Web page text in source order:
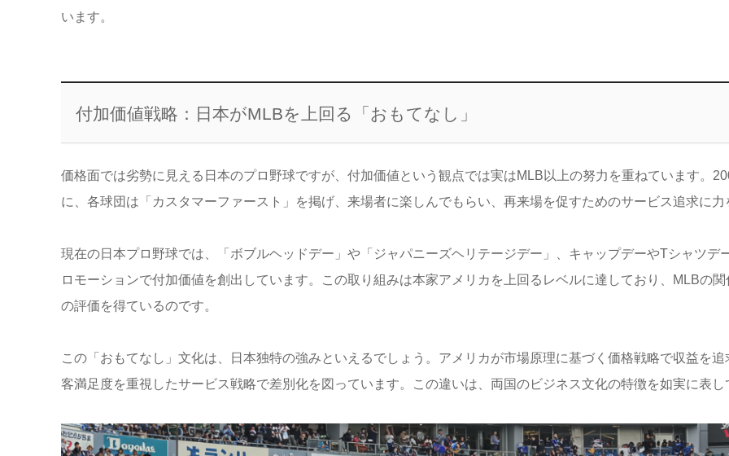
います。
付加価値戦略：日本がMLBを上回る「おもてなし」
価格面では劣勢に見える日本のプロ野球ですが、付加価値という観点では実はMLB以上の努力を重ねています。
に、各球団は「カスタマーファースト」を掲げ、来場者に楽しんでもらい、再来場を促すためのサービス追求に力
現在の日本プロ野球では、「ボブルヘッドデー」や「ジャパニーズヘリテージデー」、キャップデーやTシャツデ
ロモーションで付加価値を創出しています。この取り組みは本家アメリカを上回るレベルに達しており、MLBの
の評価を得ているのです。
この「おもてなし」文化は、日本独特の強みといえるでしょう。アメリカが市場原理に基づく価格戦略で収益を
客満足度を重視したサービス戦略で差別化を図っています。この違いは、両国のビジネス文化の特徴を如実に表し